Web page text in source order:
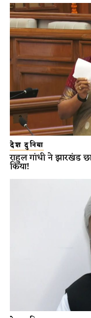
देश दुनिया
राहुल गांधी ने झारखंड
किया!